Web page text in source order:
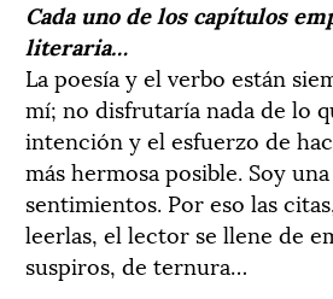
Cada uno de los capítulos
literaria…
La poesía y el verbo están
mí; no disfrutaría nada de lo
intención y el esfuerzo de
más hermosa posible. Soy
sentimientos. Por eso las
leerlas, el lector se llene de
suspiros, de ternura…